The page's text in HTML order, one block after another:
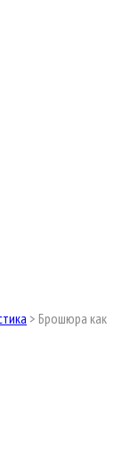
> Брошюра как